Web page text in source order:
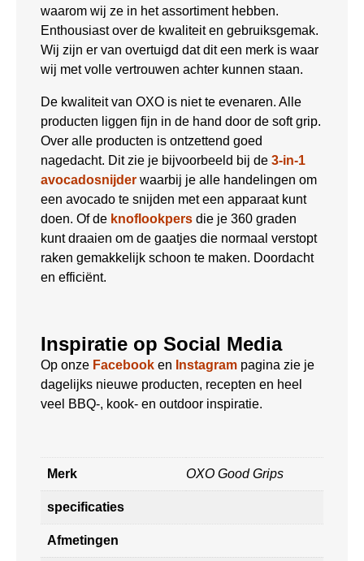
waarom wij ze in het assortiment hebben.
Enthousiast over de kwaliteit en gebruiksgemak.
Wij zijn er van overtuigd dat dit een merk is waar
wij met volle vertrouwen achter kunnen staan.
De kwaliteit van OXO is niet te evenaren. Alle
producten liggen fijn in de hand door de soft grip.
Over alle producten is ontzettend goed
nagedacht. Dit zie je bijvoorbeeld bij de 3-in-1
avocadosnijder waarbij je alle handelingen om
een avocado te snijden met een apparaat kunt
doen. Of de knoflookpers die je 360 graden
kunt draaien om de gaatjes die normaal verstopt
raken gemakkelijk schoon te maken. Doordacht
en efficiënt.
Inspiratie op Social Media
Op onze Facebook en Instagram pagina zie je
dagelijks nieuwe producten, recepten en heel
veel BBQ-, kook- en outdoor inspiratie.
Merk OXO Good Grips
specificaties
Afmetingen